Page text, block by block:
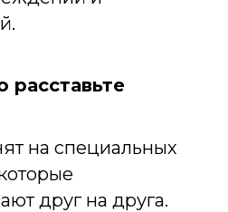
расставьте
на специальных
друг на друга.